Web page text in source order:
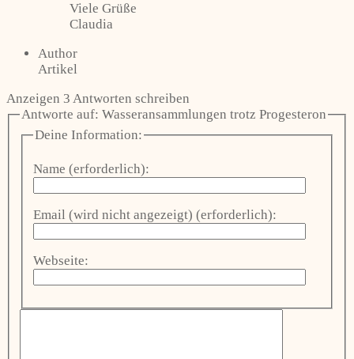
Viele Grüße
Claudia
Author
Artikel
Anzeigen 3 Antworten schreiben
Antworte auf: Wasseransammlungen trotz Progesteron
Deine Information:
Name (erforderlich):
Email (wird nicht angezeigt) (erforderlich):
Webseite: